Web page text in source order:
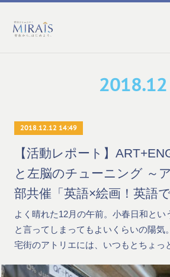
2018.12
2018.12.12 14:49
【活動レポート】
と左脳のチューニング ～
部共催「英語×絵画！英語
～
よく晴れた12月の午前。小春日和とい
と言ってしまってもよいくらいの陽気
宅街のアトリエには、いつもとちょ